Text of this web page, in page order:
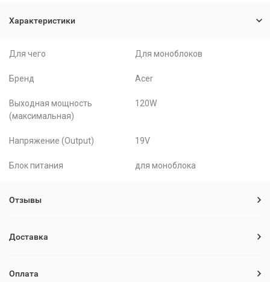
Характеристики
Для чего Для моноблоков
Бренд Acer
Выходная мощность
(максимальная)
120W
Напряжение (Output) 19V
Блок питания для моноблока
Отзывы
Доставка
Оплата